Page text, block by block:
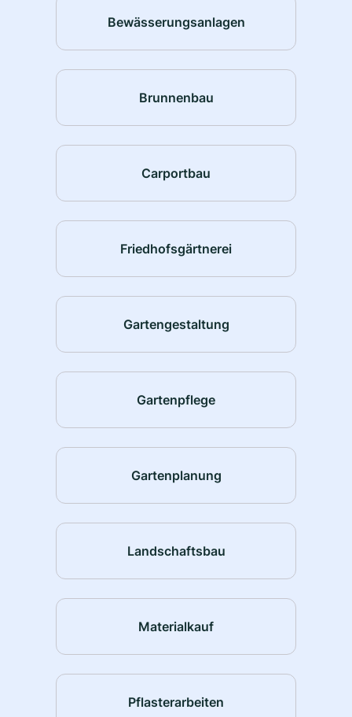
Bewässerungsanlagen
Brunnenbau
Carportbau
Friedhofsgärtnerei
Gartengestaltung
Gartenpflege
Gartenplanung
Landschaftsbau
Materialkauf
Pflasterarbeiten